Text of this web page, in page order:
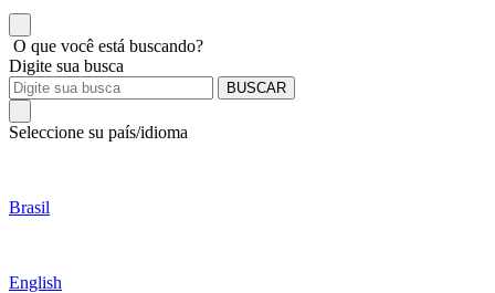
O que você está buscando?
Digite sua busca
BUSCAR
Seleccione su país/idioma
Brasil
English